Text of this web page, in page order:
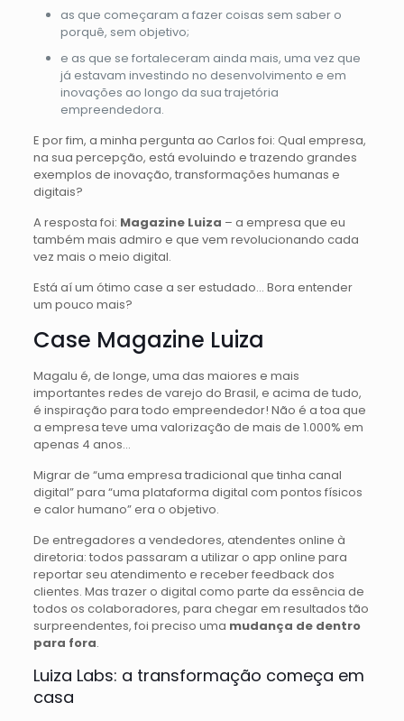
as que começaram a fazer coisas sem saber o
porquê, sem objetivo;
e as que se fortaleceram ainda mais, uma vez que
já estavam investindo no desenvolvimento e em
inovações ao longo da sua trajetória
empreendedora.
E por fim, a minha pergunta ao Carlos foi: Qual empresa,
na sua percepção, está evoluindo e trazendo grandes
exemplos de inovação, transformações humanas e
digitais?
A resposta foi: Magazine Luiza – a empresa que eu
também mais admiro e que vem revolucionando cada
vez mais o meio digital.
Está aí um ótimo case a ser estudado… Bora entender
um pouco mais?
Case Magazine Luiza
Magalu é, de longe, uma das maiores e mais
importantes redes de varejo do Brasil, e acima de tudo,
é inspiração para todo empreendedor! Não é a toa que
a empresa teve uma valorização de mais de 1.000% em
apenas 4 anos…
Migrar de “uma empresa tradicional que tinha canal
digital” para “uma plataforma digital com pontos físicos
e calor humano” era o objetivo.
De entregadores a vendedores, atendentes online à
diretoria: todos passaram a utilizar o app online para
reportar seu atendimento e receber feedback dos
clientes. Mas trazer o digital como parte da essência de
todos os colaboradores, para chegar em resultados tão
surpreendentes, foi preciso uma mudança de dentro
para fora.
Luiza Labs: a transformação começa em
casa